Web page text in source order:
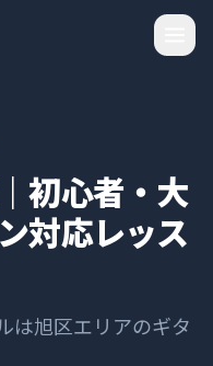
初心者・大
対応レッス
は旭区エリアのギタ